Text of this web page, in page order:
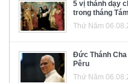
5 vị thánh dạy
trong tháng
Thứ Năm
Đức Thánh
Pêru
Thứ Năm